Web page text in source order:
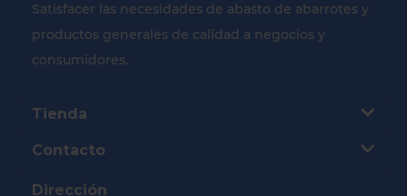
Satisfacer las necesidades de abasto de abarrotes y
productos generales de calidad a negocios y
consumidores.
Tienda
Contacto
Dirección